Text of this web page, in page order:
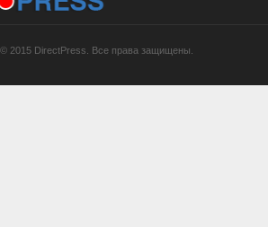
© 2015 DirectPress. Все права защищены.